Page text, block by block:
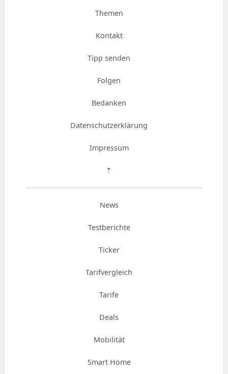
Themen
Kontakt
Tipp senden
Folgen
Bedanken
Datenschutzerklärung
Impressum
⇡
News
Testberichte
Ticker
Tarifvergleich
Tarife
Deals
Mobilität
Smart Home